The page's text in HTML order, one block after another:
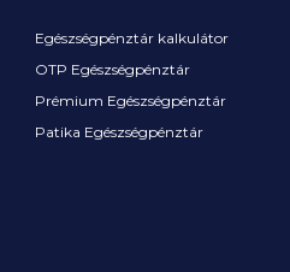
Egészségpénztár kalkulátor
OTP Egészségpénztár
Prémium Egészségpénztár
Patika Egészségpénztár